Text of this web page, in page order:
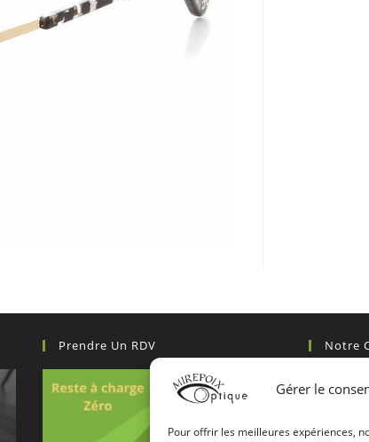
Gérer le
Pour offrir les meilleures expériences,
Prendre Un RDV Notre